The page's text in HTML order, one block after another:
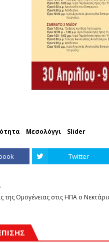
Μεσολόγγι Slider
Twitter
της Ομογένειας στις ΗΠΑ ο